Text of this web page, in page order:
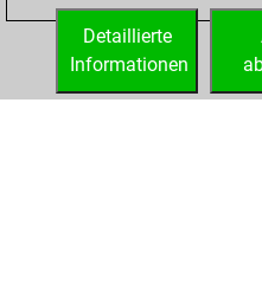
your
Detaillierte
Informationen